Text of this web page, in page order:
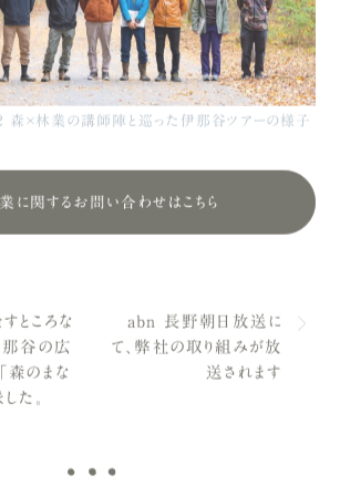
森×林業の講師陣と巡った伊那谷ツアーの様子
abn 長野朝日放送に
て、弊社の取り組みが放
送されます
ところな
那谷の広
森のまな
た。